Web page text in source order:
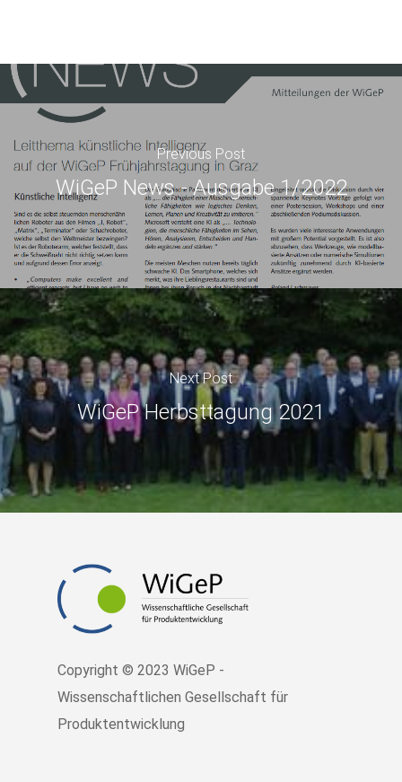
Previous Post
WiGeP News - Ausgabe 1/2022
Next Post
WiGeP Herbsttagung 2021
Copyright © 2023 WiGeP -
Wissenschaftlichen Gesellschaft für
Produktentwicklung